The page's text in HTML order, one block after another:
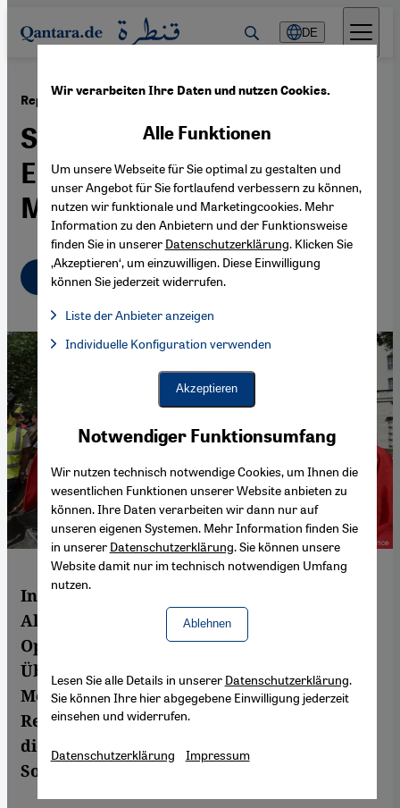
Direkt zum Inhalt springen
DE
Repression in Ägypten ·24.05.2022
Systematische
Einschüchterung der
Medien
Deutsch English عربي
In Ägypten regiert Präsident Abdel Fattah
Al-Sisi mit eiserner Faust. Zivilgesellschaft,
Opposition und freie Presse kämpfen ums
Überleben. Das Regime schränkt die
Meinungs- und Pressefreiheit nicht nur mit
Repressalien ein, sondern kontrolliert auch
die öffentliche Berichterstattung. Von
Sofian Naceur
Wir verarbeiten Ihre Daten und nutzen Cookies.
Notwendiger Funktionsumfang
Wir nutzen technisch notwendige Cookies, um Ihnen die
wesentlichen Funktionen unserer Website anbieten zu
können. Ihre Daten verarbeiten wir dann nur auf
unseren eigenen Systemen. Mehr Information finden Sie
in unserer Datenschutzerklärung. Sie können unsere
Website damit nur im technisch notwendigen Umfang
nutzen.
Ablehnen
Alle Funktionen
Um unsere Webseite für Sie optimal zu gestalten und
unser Angebot für Sie fortlaufend verbessern zu können,
nutzen wir funktionale und Marketingcookies. Mehr
Information zu den Anbietern und der Funktionsweise
finden Sie in unserer Datenschutzerklärung. Klicken Sie
‚Akzeptieren‘, um einzuwilligen. Diese Einwilligung
können Sie jederzeit widerrufen.
Liste der Anbieter anzeigen
Facebook Embed / Facebook Connect, Google Maps Embed,
Facebook Embed / Facebook Connect
Google Maps Embed
Individuelle Konfiguration verwenden
Akzeptieren
Lesen Sie alle Details in unserer Datenschutzerklärung.
Sie können Ihre hier abgegebene Einwilligung jederzeit
einsehen und widerrufen.
Datenschutzerklärung Impressum